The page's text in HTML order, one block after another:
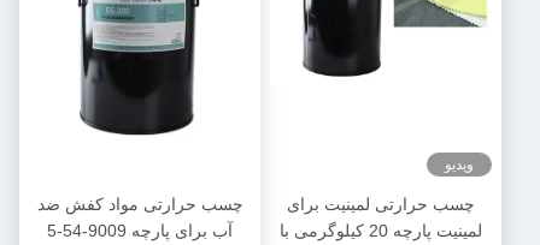
ویدیو
چسب حرارتی لمینیت برای
لمینیت پارچه 20 کیلوگرمی با
چسب حرارتی مواد کفش ضد
آب برای پارچه 9009-54-5